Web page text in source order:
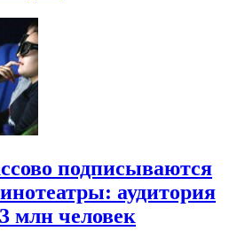
подписываются
аудитория
млн человек